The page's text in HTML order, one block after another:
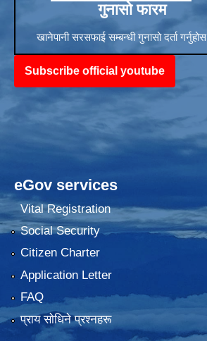
गुनासो फारम
खानेपानी सरसफाई सम्बन्धी गुनासो दर्ता गर्नुहोस
Subscribe official youtube
eGov services
Vital Registration
Social Security
Citizen Charter
Application Letter
FAQ
प्राय साेधिने प्रश्नहरू